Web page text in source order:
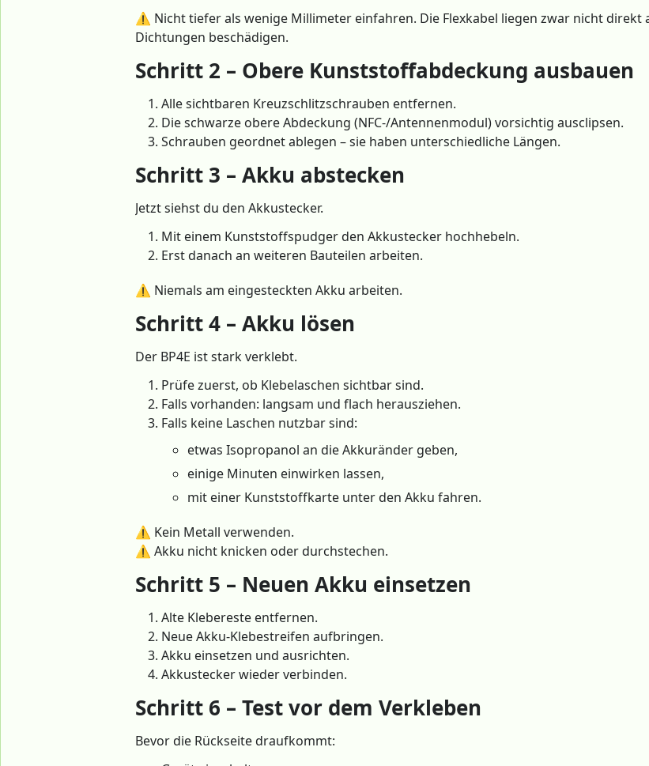
⚠️ Nicht tiefer als wenige Millimeter einfahren. Die Flexkabel liegen zwar nicht direkt
Dichtungen beschädigen.
Schritt 2 – Obere Kunststoffabdeckung ausbauen
Alle sichtbaren Kreuzschlitzschrauben entfernen.
Die schwarze obere Abdeckung (NFC-/Antennenmodul) vorsichtig ausclipsen.
Schrauben geordnet ablegen – sie haben unterschiedliche Längen.
Schritt 3 – Akku abstecken
Jetzt siehst du den Akkustecker.
Mit einem Kunststoffspudger den Akkustecker hochhebeln.
Erst danach an weiteren Bauteilen arbeiten.
⚠️ Niemals am eingesteckten Akku arbeiten.
Schritt 4 – Akku lösen
Der BP4E ist stark verklebt.
Prüfe zuerst, ob Klebelaschen sichtbar sind.
Falls vorhanden: langsam und flach herausziehen.
Falls keine Laschen nutzbar sind:
etwas Isopropanol an die Akkuränder geben,
einige Minuten einwirken lassen,
mit einer Kunststoffkarte unter den Akku fahren.
⚠️ Kein Metall verwenden.
⚠️ Akku nicht knicken oder durchstechen.
Schritt 5 – Neuen Akku einsetzen
Alte Klebereste entfernen.
Neue Akku-Klebestreifen aufbringen.
Akku einsetzen und ausrichten.
Akkustecker wieder verbinden.
Schritt 6 – Test vor dem Verkleben
Bevor die Rückseite draufkommt: